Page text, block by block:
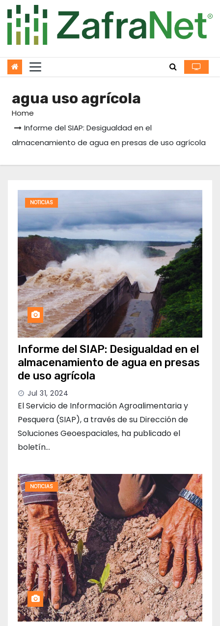
to
content
agua uso agrícola
Home
Informe del SIAP: Desigualdad en el
almacenamiento de agua en presas de uso agrícola
NOTICIAS
Informe del SIAP: Desigualdad en el
almacenamiento de agua en presas
de uso agrícola
Jul 31, 2024
El Servicio de Información Agroalimentaria y
Pesquera (SIAP), a través de su Dirección de
Soluciones Geoespaciales, ha publicado el
boletín…
NOTICIAS